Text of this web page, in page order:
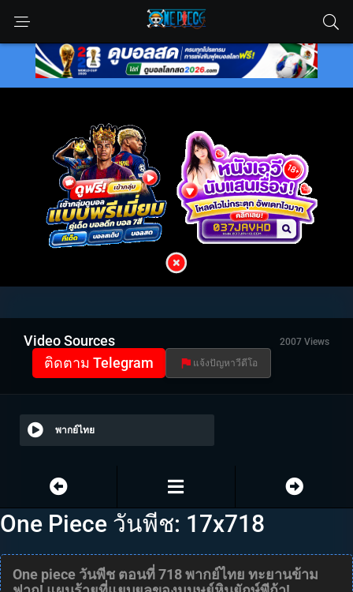
Video Sources 2007 Views
ติดตาม Telegram แจ้งปัญหาวีดีโอ
พากย์ไทย
One Piece วันพีช: 17x718
One piece วันพีช ตอนที่ 718 พากย์ไทย ทะยานข้าม